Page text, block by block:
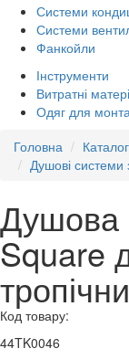
Системи
Системи
Фанкойли
Інструменти
Витратні
Одяг для
Головна
Каталог
Душові системи
Душова
Square
Код товару:
44TK0046